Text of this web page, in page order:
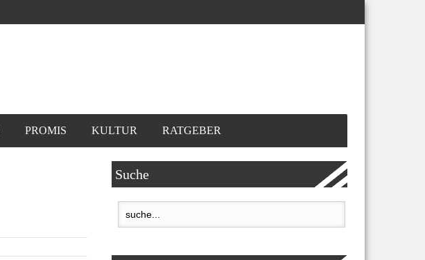
PROMIS KULTUR RATGEBER
Suche